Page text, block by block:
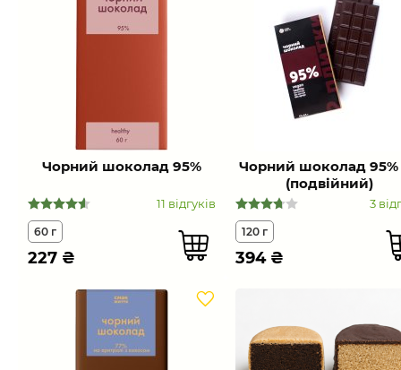
Чорний шоколад 95%
11 відгуків
60 г
227 ₴
Чорний шоколад 95%
(подвійний)
3
120 г
394₴